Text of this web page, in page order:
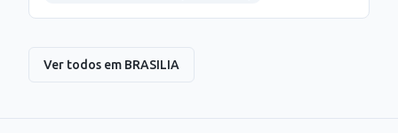
Ver todos em BRASILIA